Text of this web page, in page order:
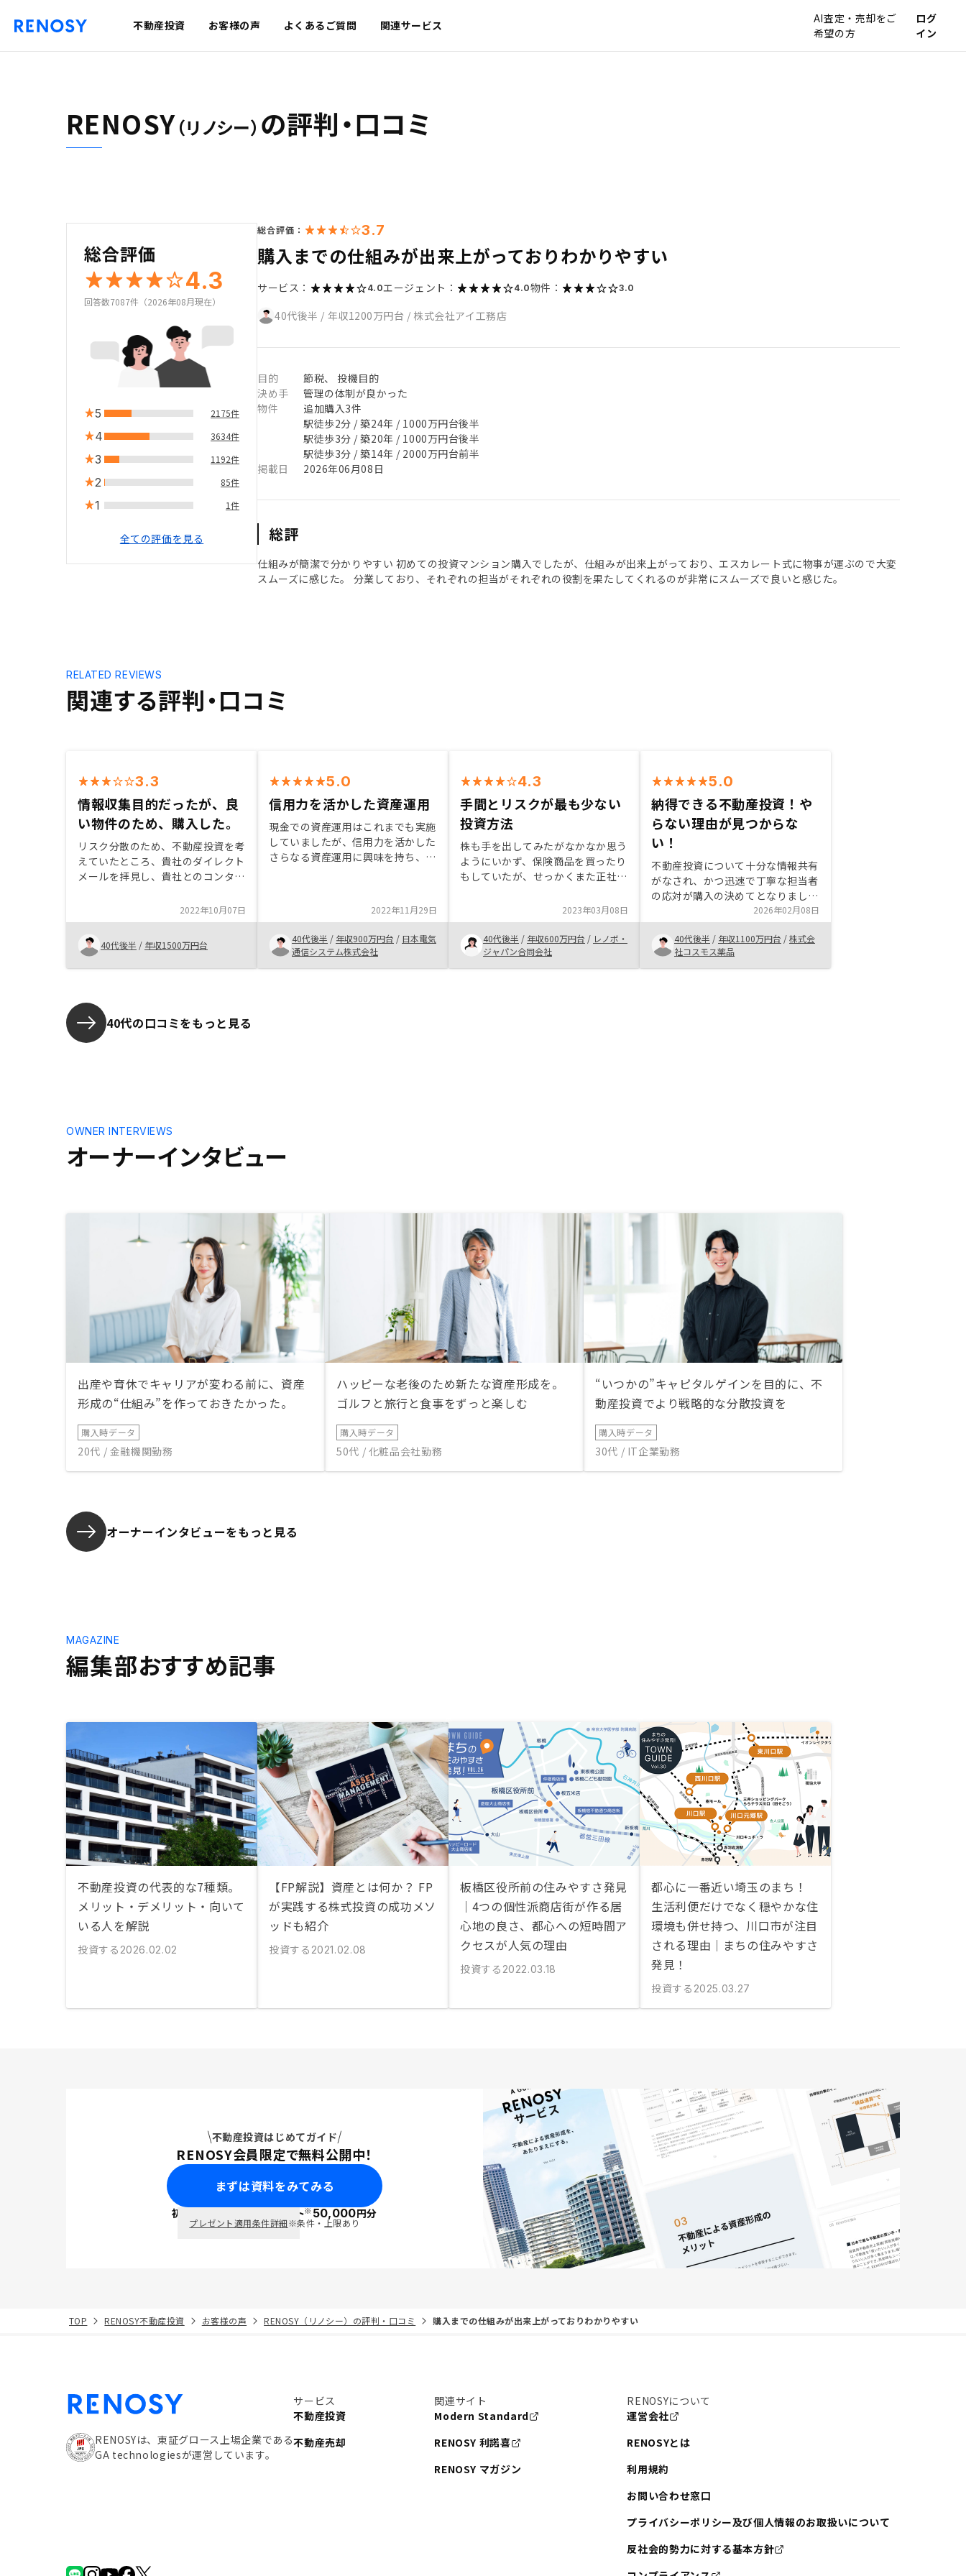
不動産投資 お客様の声 よくあるご質問 関連サービス
AI査定・売却をご
希望の方
ログ
イン
RENOSY（リノシー） の評判・口コミ
総合評価
4.3
回答数7087件（2026年08月現在）
5 2175件
4 3634件
3 1192件
2 85件
1 1件
全ての評価を見る
総合評価： 3.7
購入までの仕組みが出来上がっておりわかりやすい
サービス： 4.0エージェント： 4.0物件： 3.0
40代後半 / 年収1200万円台 / 株式会社アイ工務店
目的
節税、 投機目的
決め手
管理の体制が良かった
物件
追加購入3件
駅徒歩2分 / 築24年 / 1000万円台後半
駅徒歩3分 / 築20年 / 1000万円台後半
駅徒歩3分 / 築14年 / 2000万円台前半
掲載日
2026年06月08日
総評
仕組みが簡潔で分かりやすい 初めての投資マンション購入でしたが、仕組みが出来上がっており、エスカレート式に物事が運ぶので大変
スムーズに感じた。 分業しており、それぞれの担当がそれぞれの役割を果たしてくれるのが非常にスムーズで良いと感じた。
関連する評判・口コミ
RELATED REVIEWS
3.3
情報収集目的だったが、良
い物件のため、購入した。
リスク分散のため、不動産投資を考
えていたところ、貴社のダイレクト
メールを拝見し、貴社とのコンタク
理士先生の対応がよく、信頼を置け
たこと、また、物件が私のニーズに
マッチしていたことに取引を決めま
した。新入社員への教育
2022年10月07日
40代後半 / 年収1500万円台
5.0
信用力を活かした資産運用
現金での資産運用はこれまでも実施
していましたが、信用力を活かした
さらなる資産運用に興味を持ち、検
の魅力・価格に折り合いがつかず購
入に踏み切れずにおりました。そん
な中で御社にもコンタクトを取らせ
2022年11月29日
40代後半 / 年収900万円台 / 日本電気
通信システム株式会社
4.3
手間とリスクが最も少ない
投資方法
株も手を出してみたがなかなか思う
ようにいかず、保険商品を買ったり
もしていたが、せっかくまた正社員
ればぜひ不動産を購入したいと思っ
ていた。 ローンが下りるかかなり
不安だったが、最初のあたりの面談
で大丈夫そうと判断が早かったこ
と、思った以上に会社として信頼で
2023年03月08日
40代後半 / 年収600万円台 / レノボ・
ジャパン合同会社
5.0
納得できる不動産投資！や
らない理由が見つからな
い！
不動産投資について十分な情報共有
がなされ、かつ迅速で丁寧な担当者
の応対が購入の決めてとなりまし
た。また、御社のビジネスモデルも
共感できました。よって、これから
は周囲の友人、同僚に紹介していき
ます。強引なセールスもなく、納得
して購入することができました。私
2026年02月08日
40代後半 / 年収1100万円台 /株式会
社コスモス薬品
40代の口コミをもっと見る
オーナーインタビュー
OWNER INTERVIEWS
出産や育休でキャリアが変わる前に、資産
形成の“仕組み”を作っておきたかった。
購入時データ
20代 / 金融機関勤務
ハッピーな老後のため新たな資産形成を。
ゴルフと旅行と食事をずっと楽しむ
購入時データ
50代 / 化粧品会社勤務
“いつかの”キャピタルゲインを目的に、不
動産投資でより戦略的な分散投資を
購入時データ
30代 / IT企業勤務
オーナーインタビューをもっと見る
編集部おすすめ記事
MAGAZINE
不動産投資の代表的な7種類。
メリット・デメリット・向いて
いる人を解説
投資する 2026.02.02
【FP解説】資産とは何か？ FP
が実践する株式投資の成功メソ
ッドも紹介
投資する 2021.02.08
板橋区役所前の住みやすさ発見
｜4つの個性派商店街が作る居
心地の良さ、都心への短時間ア
クセスが人気の理由
投資する 2022.03.18
都心に一番近い埼玉のまち！
生活利便だけでなく穏やかな住
環境も併せ持つ、川口市が注目
される理由｜まちの住みやすさ
発見！
投資する 2025.03.27
不動産投資はじめてガイド
RENOSY会員限定で無料公開中！
まずは資料をみてみる
初回面談で ポイント※50,000円分
プレゼント適用条件詳細※条件・上限あり
TOP RENOSY不動産投資 お客様の声 RENOSY（リノシー）の評判・口コミ 購入までの仕組みが出来上がっておりわかりやすい
RENOSYは、東証グロース上場企業である
GA technologiesが運営しています。
サービス
不動産投資
不動産売却
関連サイト
Modern Standard
RENOSY 利諾喜
RENOSY マガジン
RENOSYについて
運営会社
RENOSYとは
利用規約
お問い合わせ窓口
プライバシーポリシー及び個人情報のお取扱いについて
反社会的勢力に対する基本方針